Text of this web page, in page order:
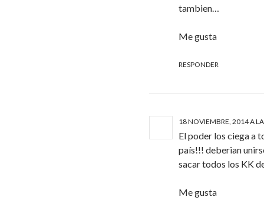
tambien…
Me gusta
RESPONDER
18 NOVIEMBRE, 2014 A
El poder los ciega a
país!!! deberian
sacar todos los KK
Me gusta